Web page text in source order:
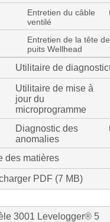
Entretien du câble
ventilé
Entretien de la tête de
puits Wellhead
Utilitaire de diagnostic
Utilitaire de mise à
jour du
microprogramme
Diagnostic des
anomalies
des matières
PDF (7 MB)
3001 Levelogger® 5